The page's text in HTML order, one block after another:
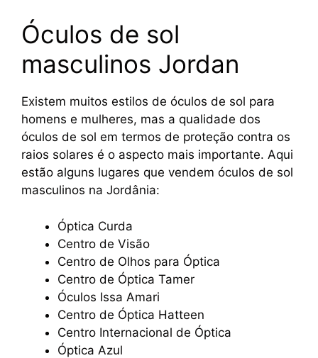
Óculos de sol
masculinos Jordan
Existem muitos estilos de óculos de sol para
homens e mulheres, mas a qualidade dos
óculos de sol em termos de proteção contra os
raios solares é o aspecto mais importante. Aqui
estão alguns lugares que vendem óculos de sol
masculinos na Jordânia:
Óptica Curda
Centro de Visão
Centro de Olhos para Óptica
Centro de Óptica Tamer
Óculos Issa Amari
Centro de Óptica Hatteen
Centro Internacional de Óptica
Óptica Azul